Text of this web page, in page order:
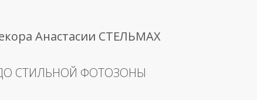
Анастасии СТЕЛЬМАХ
СТИЛЬНОЙ ФОТОЗОНЫ